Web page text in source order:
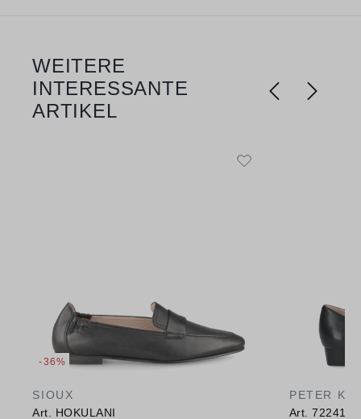
Produktgalerie überspringen
WEITERE
INTERESSANTE
ARTIKEL
-36%
SIOUX
Art. HOKULANI
PETER
Art. 72241